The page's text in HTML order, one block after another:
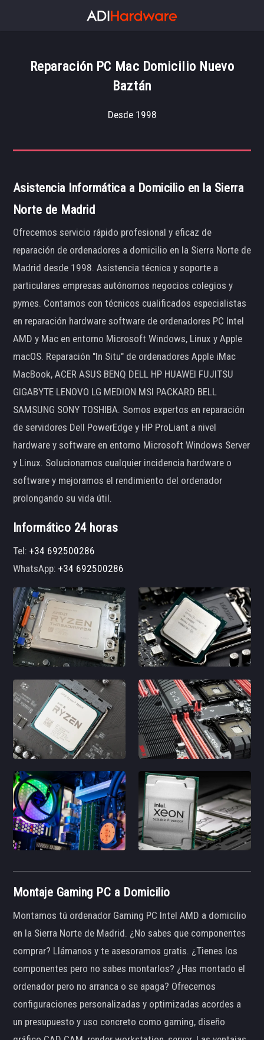
Reparación PC Mac Domicilio Nuevo
Baztán
Desde 1998
Asistencia Informática a Domicilio en la Sierra
Norte de Madrid
Ofrecemos servicio rápido profesional y eficaz de
reparación de ordenadores a domicilio en la Sierra Norte de
Madrid desde 1998. Asistencia técnica y soporte a
particulares empresas autónomos negocios colegios y
pymes. Contamos con técnicos cualificados especialistas
en reparación hardware software de ordenadores PC Intel
AMD y Mac en entorno Microsoft Windows, Linux y Apple
macOS. Reparación "In Situ" de ordenadores Apple iMac
MacBook, ACER ASUS BENQ DELL HP HUAWEI FUJITSU
GIGABYTE LENOVO LG MEDION MSI PACKARD BELL
SAMSUNG SONY TOSHIBA. Somos expertos en reparación
de servidores Dell PowerEdge y HP ProLiant a nivel
hardware y software en entorno Microsoft Windows Server
y Linux. Solucionamos cualquier incidencia hardware o
software y mejoramos el rendimiento del ordenador
prolongando su vida útil.
Informático 24 horas
Tel:+34 692500286
WhatsApp:+34 692500286
Montaje Gaming PC a Domicilio
Montamos tú ordenador Gaming PC Intel AMD a domicilio
en la Sierra Norte de Madrid. ¿No sabes que componentes
comprar? Llámanos y te asesoramos gratis. ¿Tienes los
componentes pero no sabes montarlos? ¿Has montado el
ordenador pero no arranca o se apaga? Ofrecemos
configuraciones personalizadas y optimizadas acordes a
un presupuesto y uso concreto como gaming, diseño